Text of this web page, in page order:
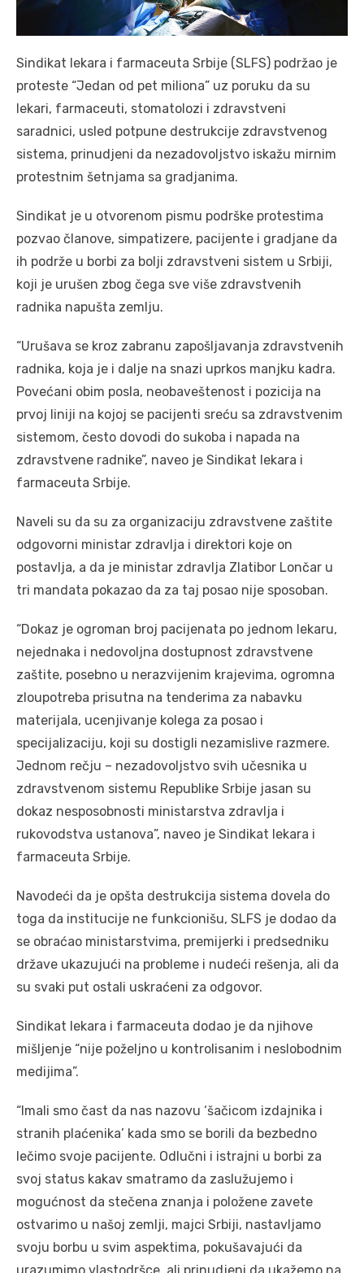
Sindikat lekara i farmaceuta Srbije (SLFS) podržao je
proteste “Jedan od pet miliona” uz poruku da su
lekari, farmaceuti, stomatolozi i zdravstveni
saradnici, usled potpune destrukcije zdravstvenog
sistema, prinudjeni da nezadovoljstvo iskažu mirnim
protestnim šetnjama sa gradjanima.
Sindikat je u otvorenom pismu podrške protestima
pozvao članove, simpatizere, pacijente i gradjane da
ih podrže u borbi za bolji zdravstveni sistem u Srbiji,
koji je urušen zbog čega sve više zdravstvenih
radnika napušta zemlju.
“Urušava se kroz zabranu zapošljavanja zdravstvenih
radnika, koja je i dalje na snazi uprkos manjku kadra.
Povećani obim posla, neobaveštenost i pozicija na
prvoj liniji na kojoj se pacijenti sreću sa zdravstvenim
sistemom, često dovodi do sukoba i napada na
zdravstvene radnike”, naveo je Sindikat lekara i
farmaceuta Srbije.
Naveli su da su za organizaciju zdravstvene zaštite
odgovorni ministar zdravlja i direktori koje on
postavlja, a da je ministar zdravlja Zlatibor Lončar u
tri mandata pokazao da za taj posao nije sposoban.
“Dokaz je ogroman broj pacijenata po jednom lekaru,
nejednaka i nedovoljna dostupnost zdravstvene
zaštite, posebno u nerazvijenim krajevima, ogromna
zloupotreba prisutna na tenderima za nabavku
materijala, ucenjivanje kolega za posao i
specijalizaciju, koji su dostigli nezamislive razmere.
Jednom rečju – nezadovoljstvo svih učesnika u
zdravstvenom sistemu Republike Srbije jasan su
dokaz nesposobnosti ministarstva zdravlja i
rukovodstva ustanova”, naveo je Sindikat lekara i
farmaceuta Srbije.
Navodeći da je opšta destrukcija sistema dovela do
toga da institucije ne funkcionišu, SLFS je dodao da
se obraćao ministarstvima, premijerki i predsedniku
države ukazujući na probleme i nudeći rešenja, ali da
su svaki put ostali uskraćeni za odgovor.
Sindikat lekara i farmaceuta dodao je da njihove
mišljenje “nije poželjno u kontrolisanim i neslobodnim
medijima”.
“Imali smo čast da nas nazovu ‘šačicom izdajnika i
stranih plaćenika’ kada smo se borili da bezbedno
lečimo svoje pacijente. Odlučni i istrajni u borbi za
svoj status kakav smatramo da zaslužujemo i
mogućnost da stečena znanja i položene zavete
ostvarimo u našoj zemlji, majci Srbiji, nastavljamo
svoju borbu u svim aspektima, pokušavajući da